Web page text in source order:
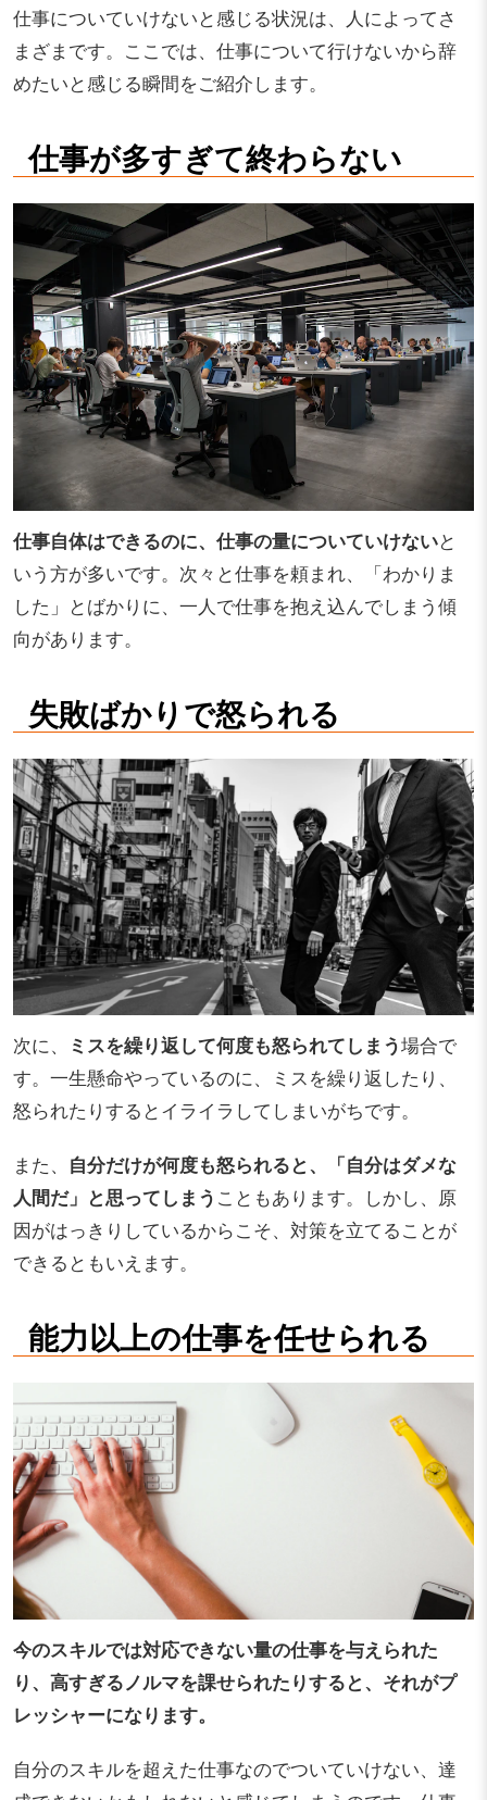
仕事についていけないと感じる状況は、人によってさ
まざまです。ここでは、仕事について行けないから辞
めたいと感じる瞬間をご紹介します。
仕事が多すぎて終わらない
仕事自体はできるのに、仕事の量についていけないと
いう方が多いです。次々と仕事を頼まれ、「わかりま
した」とばかりに、一人で仕事を抱え込んでしまう傾
向があります。
失敗ばかりで怒られる
次に、 ミスを繰り返して何度も怒られてしまう場合で
す。一生懸命やっているのに、ミスを繰り返したり、
怒られたりするとイライラしてしまいがちです。
また、 自分だけが何度も怒られると、「自分はダメな
人間だ」と思ってしまう こともあります。しかし、原
因がはっきりしているからこそ、対策を立てることが
できるともいえます。
能力以上の仕事を任せられる
今のスキルでは対応できない量の仕事を与えられた
り、高すぎるノルマを課せられたりすると、それがプ
レッシャーになります。
自分のスキルを超えた仕事なのでついていけない、達